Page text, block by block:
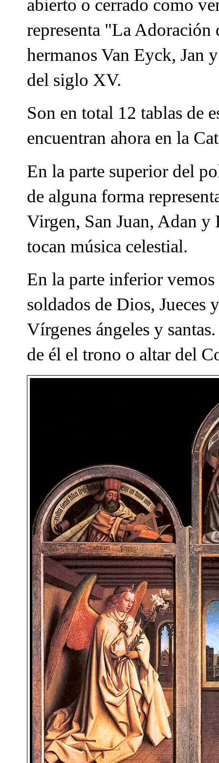
abierto o cerrado como
representa "La
hermanos Van Eyck, Jan
del siglo XV.
Son en total 12 tablas de
encuentran ahora en la
En la parte superior del
de alguna forma
Virgen, San Juan, Adan y
tocan música celestial.
En la parte inferior
soldados de Dios, Jueces
Vírgenes ángeles y
de él el trono o altar del